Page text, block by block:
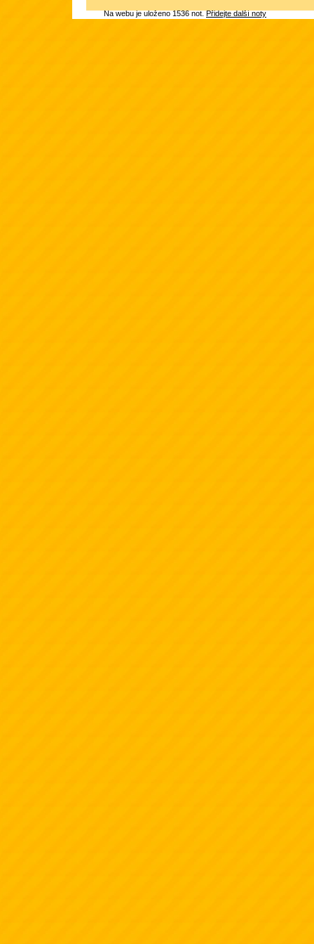
Na webu je uloženo 1536 not.Přidejte další noty